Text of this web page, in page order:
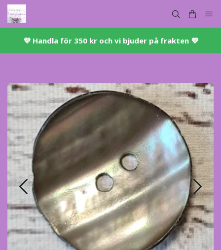
💜 ​Handla för 350 kr och vi bjuder på frakten 💜​